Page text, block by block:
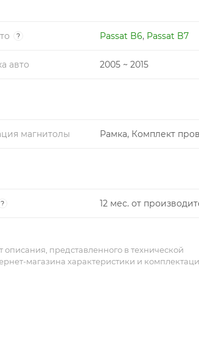
? Passat B6, Passat B7
авто 2005 ~ 2015
магнитолы Рамка, Комплект
? 12 мес. от
представленного в технической
магазина характеристики и